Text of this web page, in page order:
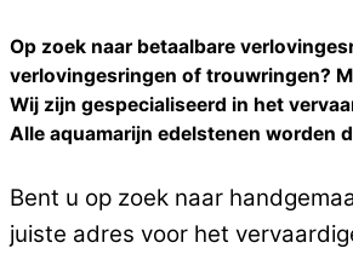
Op zoek naar betaalbare
verlovingesringen of trouwringen?
Wij zijn gespecialiseerd in het
Alle aquamarijn edelstenen worden
Bent u op zoek naar
juiste adres voor het